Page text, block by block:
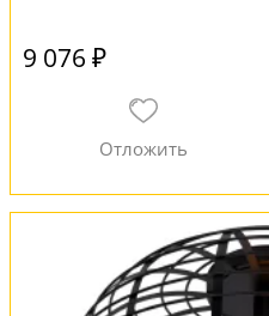
9 076 ₽